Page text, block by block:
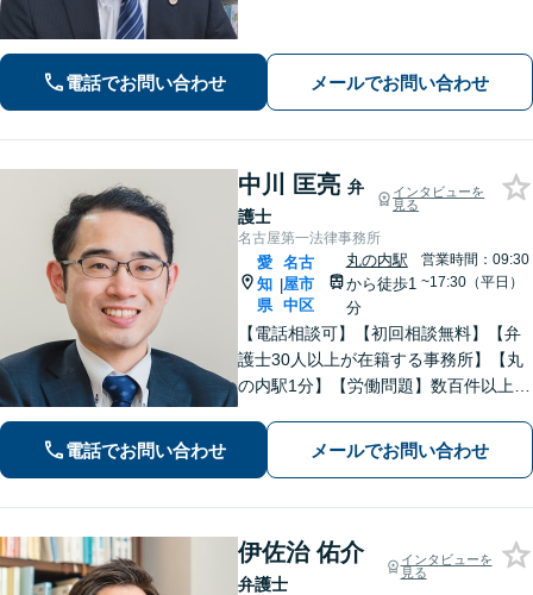
に、シンプルな解決を」。初回で費用
と道筋を明示。
電話でお問い合わせ メールでお問い合わせ
中川 匡亮 弁
護士
インタビューを
見る
名古屋第一法律事務所
愛
知
県
|
名古
屋市
中区
丸の内駅
から徒歩1
分
営業時間：09:30
~17:30（平日）
【電話相談可】【初回相談無料】【弁
護士30人以上が在籍する事務所】【丸
の内駅1分】【労働問題】数百件以上の
害など。企業法務、相続、交通事故､不
動産、離婚問題、などもお任せくださ
電話でお問い合わせ メールでお問い合わせ
伊佐治 佑介
弁護士
インタビューを
見る